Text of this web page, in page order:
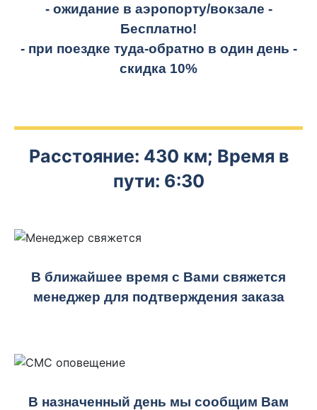
- ожидание в аэропорту/вокзале -
Бесплатно!
- при поездке туда-обратно в один день -
скидка 10%
Расстояние: 430 км; Время в
пути: 6:30
В ближайшее время с Вами свяжется
менеджер для подтверждения заказа
В назначенный день мы сообщим Вам